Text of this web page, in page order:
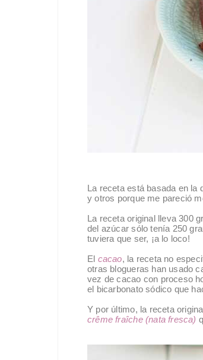
La receta está basada en la
y otros porque me pareció
La receta original lleva 300
del azúcar sólo tenía 250
tuviera que ser, ¡a lo loco!
El cacao, la receta no
otras blogueras han usado
vez de cacao con proceso
el bicarbonato sódico que
Y por último, la receta
crême fraîche (nata fresca)